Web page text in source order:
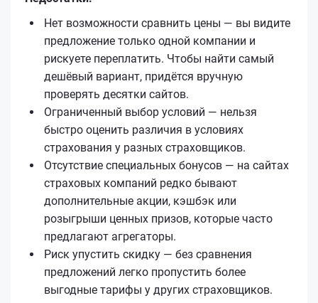
Нет возможности сравнить цены — вы видите
предложение только одной компании и
рискуете переплатить. Чтобы найти самый
дешёвый вариант, придётся вручную
проверять десятки сайтов.
Ограниченный выбор условий — нельзя
быстро оценить различия в условиях
страхования у разных страховщиков.
Отсутствие специальных бонусов — на сайтах
страховых компаний редко бывают
дополнительные акции, кэшбэк или
розыгрыши ценных призов, которые часто
предлагают агрегаторы.
Риск упустить скидку — без сравнения
предложений легко пропустить более
выгодные тарифы у других страховщиков.